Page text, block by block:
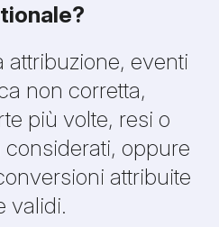
attribuzione, eventi
non corretta,
più volte, resi o
oppure
attribuite
validi.